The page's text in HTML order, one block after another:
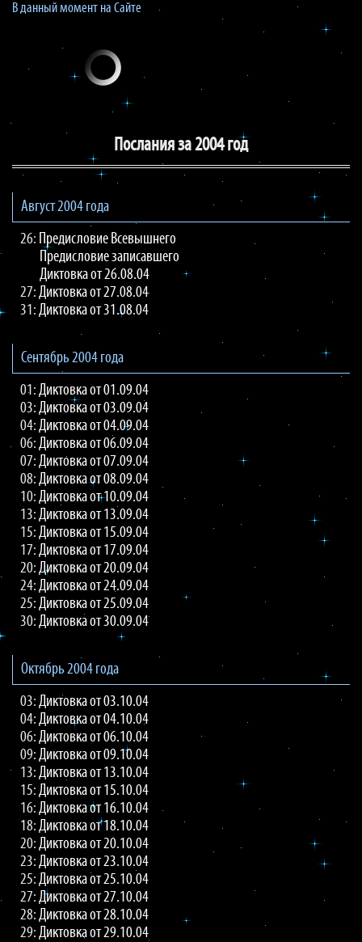
В данный момент на Сайте
Послания за 2004 год
Август 2004 года
26: Предисловие Всевышнего
Предисловие записавшего
Диктовка от 26.08.04
27: Диктовка от 27.08.04
31: Диктовка от 31.08.04
Сентябрь 2004 года
01: Диктовка от 01.09.04
03: Диктовка от 03.09.04
04: Диктовка от 04.09.04
06: Диктовка от 06.09.04
07: Диктовка от 07.09.04
08: Диктовка от 08.09.04
10: Диктовка от 10.09.04
13: Диктовка от 13.09.04
15: Диктовка от 15.09.04
17: Диктовка от 17.09.04
20: Диктовка от 20.09.04
24: Диктовка от 24.09.04
25: Диктовка от 25.09.04
30: Диктовка от 30.09.04
Октябрь 2004 года
03: Диктовка от 03.10.04
04: Диктовка от 04.10.04
06: Диктовка от 06.10.04
09: Диктовка от 09.10.04
13: Диктовка от 13.10.04
15: Диктовка от 15.10.04
16: Диктовка от 16.10.04
18: Диктовка от 18.10.04
20: Диктовка от 20.10.04
23: Диктовка от 23.10.04
25: Диктовка от 25.10.04
27: Диктовка от 27.10.04
28: Диктовка от 28.10.04
29: Диктовка от 29.10.04